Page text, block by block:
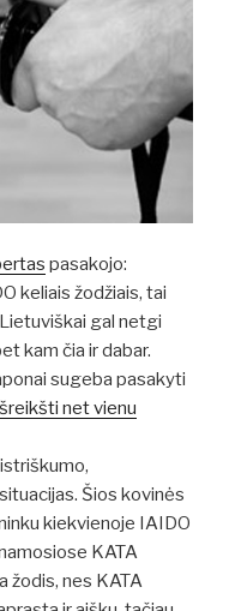
pasakojo:
keliais žodžiais, tai
gal netgi
kam čia ir dabar.
sugeba pasakyti
net vienu
Šios kovinės
kiekvienoje IAIDO
KATA
žodis, nes KATA